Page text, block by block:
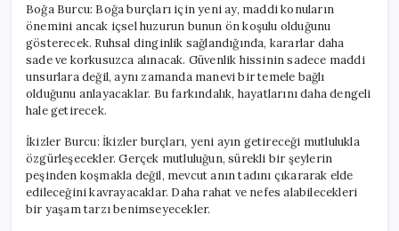
Boğa Burcu: Boğa burçları için yeni ay, maddi konuların
önemini ancak içsel huzurun bunun ön koşulu olduğunu
gösterecek. Ruhsal dinginlik sağlandığında, kararlar daha
sade ve korkusuzca alınacak. Güvenlik hissinin sadece maddi
unsurlara değil, aynı zamanda manevi bir temele bağlı
olduğunu anlayacaklar. Bu farkındalık, hayatlarını daha dengeli
hale getirecek.
İkizler Burcu: İkizler burçları, yeni ayın getireceği mutlulukla
özgürleşecekler. Gerçek mutluluğun, sürekli bir şeylerin
peşinden koşmakla değil, mevcut anın tadını çıkararak elde
edileceğini kavrayacaklar. Daha rahat ve nefes alabilecekleri
bir yaşam tarzı benimseyecekler.